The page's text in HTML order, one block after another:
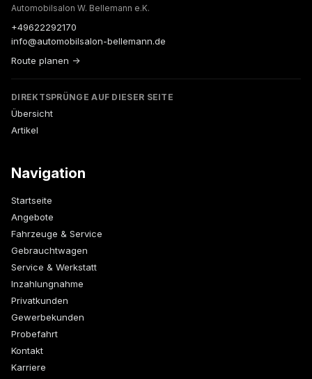
Automobilsalon W. Bellemann e.K.
+49622292170
info@automobilsalon-bellemann.de
Route planen →
DIREKTSPRÜNGE AUF DIESER SEITE
Übersicht
Artikel
Navigation
Startseite
Angebote
Fahrzeuge & Service
Gebrauchtwagen
Service & Werkstatt
Inzahlungnahme
Privatkunden
Gewerbekunden
Probefahrt
Kontakt
Karriere